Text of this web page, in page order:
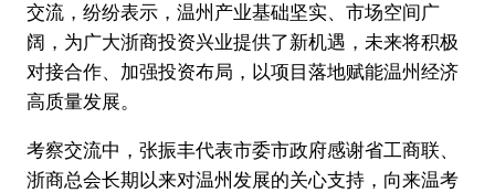
交流，纷纷表示，温州产业基础坚实、市场空间广
阔，为广大浙商投资兴业提供了新机遇，未来将积极
对接合作、加强投资布局，以项目落地赋能温州经济
高质量发展。
考察交流中，张振丰代表市委市政府感谢省工商联、
浙商总会长期以来对温州发展的关心支持，向来温考